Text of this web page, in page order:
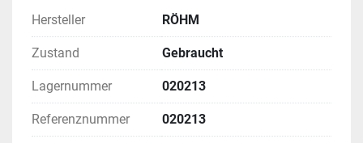
Hersteller RÖHM
Zustand Gebraucht
Lagernummer 020213
Referenznummer 020213